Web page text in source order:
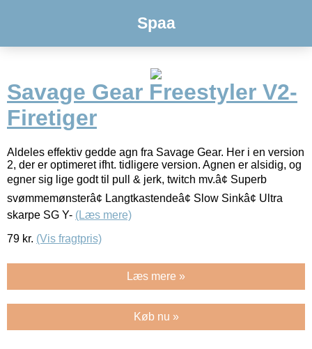
Spaa
Savage Gear Freestyler V2-
Firetiger
Aldeles effektiv gedde agn fra Savage Gear. Her i en version
2, der er optimeret ifht. tidligere version. Agnen er alsidig, og
egner sig lige godt til pull & jerk, twitch mv.â¢ Superb
svømmemønsterâ¢ Langtkastendeâ¢ Slow Sinkâ¢ Ultra
skarpe SG Y- (Læs mere)
79 kr. (Vis fragtpris)
Læs mere »
Køb nu »